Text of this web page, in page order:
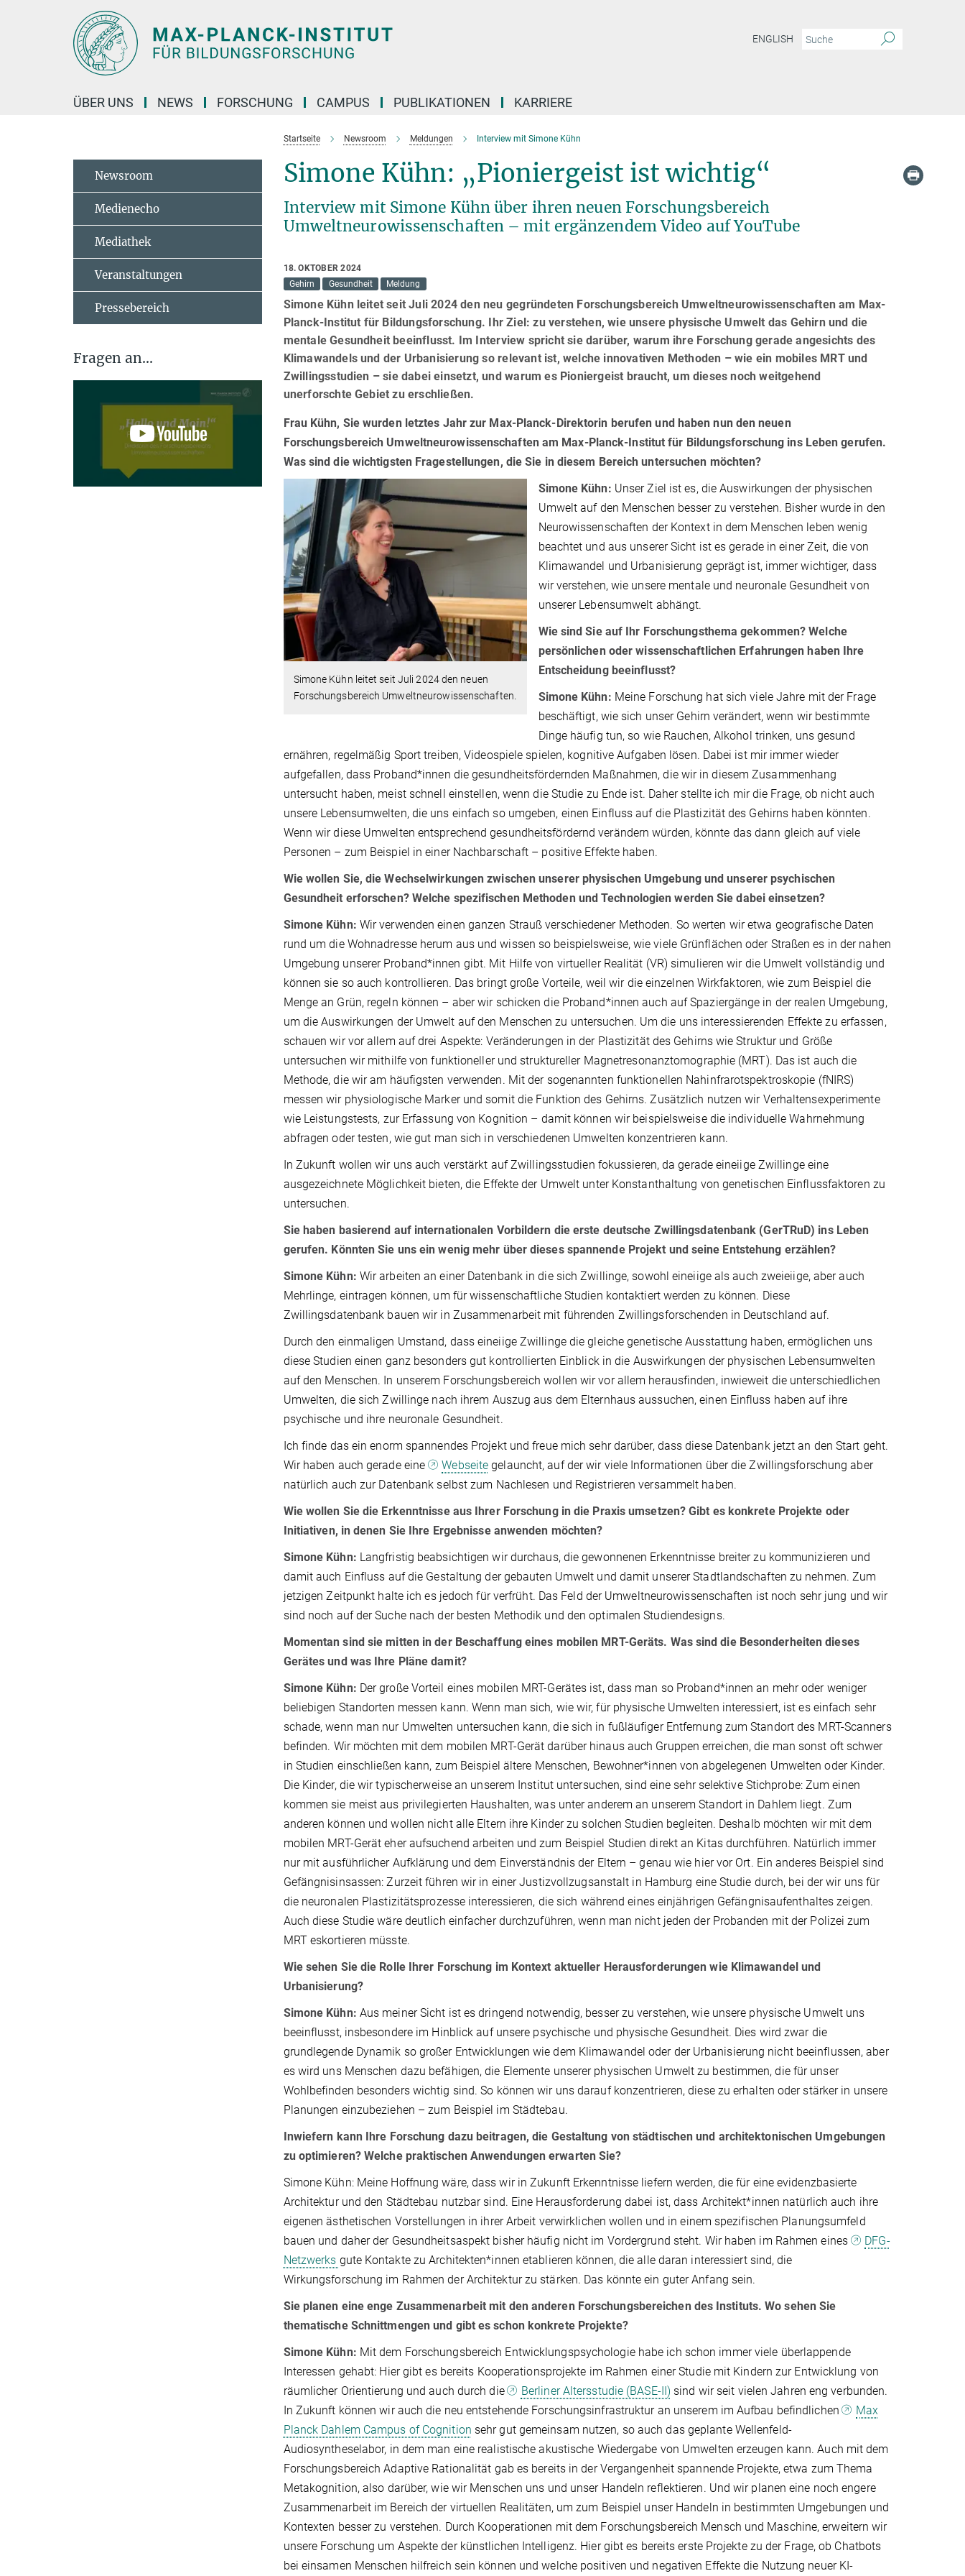
ENGLISH
ÜBER UNS NEWS FORSCHUNG CAMPUS PUBLIKATIONEN KARRIERE
Startseite Newsroom Meldungen Interview mit Simone Kühn
Simone Kühn: „Pioniergeist ist wichtig“
Interview mit Simone Kühn über ihren neuen Forschungsbereich
Umweltneurowissenschaften – mit ergänzendem Video auf YouTube
18. OKTOBER 2024
Gehirn
Gesundheit Meldung
Simone Kühn leitet seit Juli 2024 den neu gegründeten Forschungsbereich Umweltneurowissenschaften am Max-
Planck-Institut für Bildungsforschung. Ihr Ziel: zu verstehen, wie unsere physische Umwelt das Gehirn und die
mentale Gesundheit beeinflusst. Im Interview spricht sie darüber, warum ihre Forschung gerade angesichts des
Klimawandels und der Urbanisierung so relevant ist, welche innovativen Methoden – wie ein mobiles MRT und
Zwillingsstudien – sie dabei einsetzt, und warum es Pioniergeist braucht, um dieses noch weitgehend
unerforschte Gebiet zu erschließen.
Frau Kühn, Sie wurden letztes Jahr zur Max-Planck-Direktorin berufen und haben nun den neuen
Forschungsbereich Umweltneurowissenschaften am Max-Planck-Institut für Bildungsforschung ins Leben gerufen.
Was sind die wichtigsten Fragestellungen, die Sie in diesem Bereich untersuchen möchten?
Simone Kühn leitet seit Juli 2024 den neuen
Forschungsbereich Umweltneurowissenschaften.
Simone Kühn: Unser Ziel ist es, die Auswirkungen der physischen
Umwelt auf den Menschen besser zu verstehen. Bisher wurde in den
Neurowissenschaften der Kontext in dem Menschen leben wenig
beachtet und aus unserer Sicht ist es gerade in einer Zeit, die von
Klimawandel und Urbanisierung geprägt ist, immer wichtiger, dass
wir verstehen, wie unsere mentale und neuronale Gesundheit von
unserer Lebensumwelt abhängt.
Wie sind Sie auf Ihr Forschungsthema gekommen? Welche
persönlichen oder wissenschaftlichen Erfahrungen haben Ihre
Entscheidung beeinflusst?
Simone Kühn: Meine Forschung hat sich viele Jahre mit der Frage
beschäftigt, wie sich unser Gehirn verändert, wenn wir bestimmte
Dinge häufig tun, so wie Rauchen, Alkohol trinken, uns gesund
ernähren, regelmäßig Sport treiben, Videospiele spielen, kognitive Aufgaben lösen. Dabei ist mir immer wieder
aufgefallen, dass Proband*innen die gesundheitsfördernden Maßnahmen, die wir in diesem Zusammenhang
untersucht haben, meist schnell einstellen, wenn die Studie zu Ende ist. Daher stellte ich mir die Frage, ob nicht auch
unsere Lebensumwelten, die uns einfach so umgeben, einen Einfluss auf die Plastizität des Gehirns haben könnten.
Wenn wir diese Umwelten entsprechend gesundheitsfördernd verändern würden, könnte das dann gleich auf viele
Personen – zum Beispiel in einer Nachbarschaft – positive Effekte haben.
Wie wollen Sie, die Wechselwirkungen zwischen unserer physischen Umgebung und unserer psychischen
Gesundheit erforschen? Welche spezifischen Methoden und Technologien werden Sie dabei einsetzen?
Simone Kühn: Wir verwenden einen ganzen Strauß verschiedener Methoden. So werten wir etwa geografische Daten
rund um die Wohnadresse herum aus und wissen so beispielsweise, wie viele Grünflächen oder Straßen es in der nahen
Umgebung unserer Proband*innen gibt. Mit Hilfe von virtueller Realität (VR) simulieren wir die Umwelt vollständig und
können sie so auch kontrollieren. Das bringt große Vorteile, weil wir die einzelnen Wirkfaktoren, wie zum Beispiel die
Menge an Grün, regeln können – aber wir schicken die Proband*innen auch auf Spaziergänge in der realen Umgebung,
um die Auswirkungen der Umwelt auf den Menschen zu untersuchen. Um die uns interessierenden Effekte zu erfassen,
schauen wir vor allem auf drei Aspekte: Veränderungen in der Plastizität des Gehirns wie Struktur und Größe
untersuchen wir mithilfe von funktioneller und struktureller Magnetresonanztomographie (MRT). Das ist auch die
Methode, die wir am häufigsten verwenden. Mit der sogenannten funktionellen Nahinfrarotspektroskopie (fNIRS)
messen wir physiologische Marker und somit die Funktion des Gehirns. Zusätzlich nutzen wir Verhaltensexperimente
wie Leistungstests, zur Erfassung von Kognition – damit können wir beispielsweise die individuelle Wahrnehmung
abfragen oder testen, wie gut man sich in verschiedenen Umwelten konzentrieren kann.
In Zukunft wollen wir uns auch verstärkt auf Zwillingsstudien fokussieren, da gerade eineiige Zwillinge eine
ausgezeichnete Möglichkeit bieten, die Effekte der Umwelt unter Konstanthaltung von genetischen Einflussfaktoren zu
untersuchen.
Sie haben basierend auf internationalen Vorbildern die erste deutsche Zwillingsdatenbank (GerTRuD) ins Leben
gerufen. Könnten Sie uns ein wenig mehr über dieses spannende Projekt und seine Entstehung erzählen?
Simone Kühn: Wir arbeiten an einer Datenbank in die sich Zwillinge, sowohl eineiige als auch zweieiige, aber auch
Mehrlinge, eintragen können, um für wissenschaftliche Studien kontaktiert werden zu können. Diese
Zwillingsdatenbank bauen wir in Zusammenarbeit mit führenden Zwillingsforschenden in Deutschland auf.
Durch den einmaligen Umstand, dass eineiige Zwillinge die gleiche genetische Ausstattung haben, ermöglichen uns
diese Studien einen ganz besonders gut kontrollierten Einblick in die Auswirkungen der physischen Lebensumwelten
auf den Menschen. In unserem Forschungsbereich wollen wir vor allem herausfinden, inwieweit die unterschiedlichen
Umwelten, die sich Zwillinge nach ihrem Auszug aus dem Elternhaus aussuchen, einen Einfluss haben auf ihre
psychische und ihre neuronale Gesundheit.
Ich finde das ein enorm spannendes Projekt und freue mich sehr darüber, dass diese Datenbank jetzt an den Start geht.
Wir haben auch gerade eine
Webseite gelauncht, auf der wir viele Informationen über die Zwillingsforschung aber
natürlich auch zur Datenbank selbst zum Nachlesen und Registrieren versammelt haben.
Wie wollen Sie die Erkenntnisse aus Ihrer Forschung in die Praxis umsetzen? Gibt es konkrete Projekte oder
Initiativen, in denen Sie Ihre Ergebnisse anwenden möchten?
Simone Kühn: Langfristig beabsichtigen wir durchaus, die gewonnenen Erkenntnisse breiter zu kommunizieren und
damit auch Einfluss auf die Gestaltung der gebauten Umwelt und damit unserer Stadtlandschaften zu nehmen. Zum
jetzigen Zeitpunkt halte ich es jedoch für verfrüht. Das Feld der Umweltneurowissenschaften ist noch sehr jung und wir
sind noch auf der Suche nach der besten Methodik und den optimalen Studiendesigns.
Momentan sind sie mitten in der Beschaffung eines mobilen MRT-Geräts. Was sind die Besonderheiten dieses
Gerätes und was Ihre Pläne damit?
Simone Kühn: Der große Vorteil eines mobilen MRT-Gerätes ist, dass man so Proband*innen an mehr oder weniger
beliebigen Standorten messen kann. Wenn man sich, wie wir, für physische Umwelten interessiert, ist es einfach sehr
schade, wenn man nur Umwelten untersuchen kann, die sich in fußläufiger Entfernung zum Standort des MRT-Scanners
befinden. Wir möchten mit dem mobilen MRT-Gerät darüber hinaus auch Gruppen erreichen, die man sonst oft schwer
in Studien einschließen kann, zum Beispiel ältere Menschen, Bewohner*innen von abgelegenen Umwelten oder Kinder.
Die Kinder, die wir typischerweise an unserem Institut untersuchen, sind eine sehr selektive Stichprobe: Zum einen
kommen sie meist aus privilegierten Haushalten, was unter anderem an unserem Standort in Dahlem liegt. Zum
anderen können und wollen nicht alle Eltern ihre Kinder zu solchen Studien begleiten. Deshalb möchten wir mit dem
mobilen MRT-Gerät eher aufsuchend arbeiten und zum Beispiel Studien direkt an Kitas durchführen. Natürlich immer
nur mit ausführlicher Aufklärung und dem Einverständnis der Eltern – genau wie hier vor Ort. Ein anderes Beispiel sind
Gefängnisinsassen: Zurzeit führen wir in einer Justizvollzugsanstalt in Hamburg eine Studie durch, bei der wir uns für
die neuronalen Plastizitätsprozesse interessieren, die sich während eines einjährigen Gefängnisaufenthaltes zeigen.
Auch diese Studie wäre deutlich einfacher durchzuführen, wenn man nicht jeden der Probanden mit der Polizei zum
MRT eskortieren müsste.
Wie sehen Sie die Rolle Ihrer Forschung im Kontext aktueller Herausforderungen wie Klimawandel und
Urbanisierung?
Simone Kühn: Aus meiner Sicht ist es dringend notwendig, besser zu verstehen, wie unsere physische Umwelt uns
beeinflusst, insbesondere im Hinblick auf unsere psychische und physische Gesundheit. Dies wird zwar die
grundlegende Dynamik so großer Entwicklungen wie dem Klimawandel oder der Urbanisierung nicht beeinflussen, aber
es wird uns Menschen dazu befähigen, die Elemente unserer physischen Umwelt zu bestimmen, die für unser
Wohlbefinden besonders wichtig sind. So können wir uns darauf konzentrieren, diese zu erhalten oder stärker in unsere
Planungen einzubeziehen – zum Beispiel im Städtebau.
Inwiefern kann Ihre Forschung dazu beitragen, die Gestaltung von städtischen und architektonischen Umgebungen
zu optimieren? Welche praktischen Anwendungen erwarten Sie?
Simone Kühn: Meine Hoffnung wäre, dass wir in Zukunft Erkenntnisse liefern werden, die für eine evidenzbasierte
Architektur und den Städtebau nutzbar sind. Eine Herausforderung dabei ist, dass Architekt*innen natürlich auch ihre
eigenen ästhetischen Vorstellungen in ihrer Arbeit verwirklichen wollen und in einem spezifischen Planungsumfeld
bauen und daher der Gesundheitsaspekt bisher häufig nicht im Vordergrund steht. Wir haben im Rahmen eines
DFG-
Netzwerks gute Kontakte zu Architekten*innen etablieren können, die alle daran interessiert sind, die
Wirkungsforschung im Rahmen der Architektur zu stärken. Das könnte ein guter Anfang sein.
Sie planen eine enge Zusammenarbeit mit den anderen Forschungsbereichen des Instituts. Wo sehen Sie
thematische Schnittmengen und gibt es schon konkrete Projekte?
Simone Kühn: Mit dem Forschungsbereich Entwicklungspsychologie habe ich schon immer viele überlappende
Interessen gehabt: Hier gibt es bereits Kooperationsprojekte im Rahmen einer Studie mit Kindern zur Entwicklung von
räumlicher Orientierung und auch durch die
Berliner Altersstudie (BASE-II) sind wir seit vielen Jahren eng verbunden.
In Zukunft können wir auch die neu entstehende Forschungsinfrastruktur an unserem im Aufbau befindlichen
Max
Planck Dahlem Campus of Cognition sehr gut gemeinsam nutzen, so auch das geplante Wellenfeld-
Audiosyntheselabor, in dem man eine realistische akustische Wiedergabe von Umwelten erzeugen kann. Auch mit dem
Forschungsbereich Adaptive Rationalität gab es bereits in der Vergangenheit spannende Projekte, etwa zum Thema
Metakognition, also darüber, wie wir Menschen uns und unser Handeln reflektieren. Und wir planen eine noch engere
Zusammenarbeit im Bereich der virtuellen Realitäten, um zum Beispiel unser Handeln in bestimmten Umgebungen und
Kontexten besser zu verstehen. Durch Kooperationen mit dem Forschungsbereich Mensch und Maschine, erweitern wir
unsere Forschung um Aspekte der künstlichen Intelligenz. Hier gibt es bereits erste Projekte zu der Frage, ob Chatbots
bei einsamen Menschen hilfreich sein können und welche positiven und negativen Effekte die Nutzung neuer KI-
Newsroom
Medienecho
Mediathek
Veranstaltungen
Pressebereich
Fragen an...